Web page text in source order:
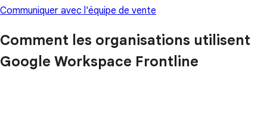
Communiquer avec l'équipe de vente
Comment les organisations utilisent
Google Workspace Frontline